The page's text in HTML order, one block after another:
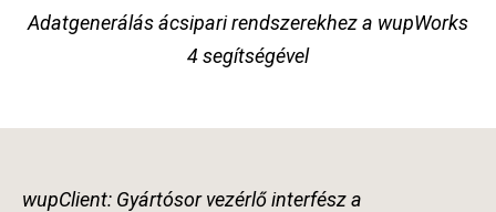
Adatgenerálás ácsipari rendszerekhez a wupWorks
4 segítségével
wupClient: Gyártósor vezérlő interfész a